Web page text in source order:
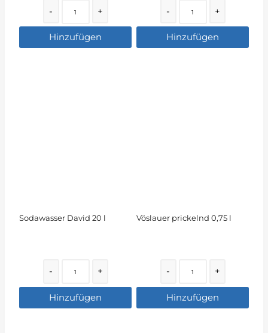
- +
Hinzufügen
- +
Hinzufügen
Sodawasser David 20 l
- +
Hinzufügen
Vöslauer prickelnd 0,75 l
- +
Hinzufügen